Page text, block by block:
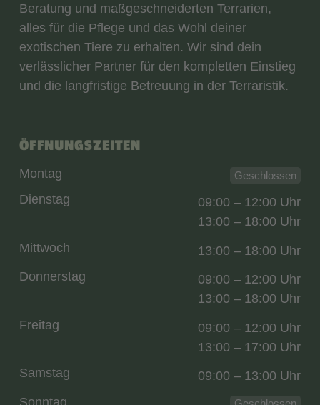
Beratung und maßgeschneiderten Terrarien,
alles für die Pflege und das Wohl deiner
exotischen Tiere zu erhalten. Wir sind dein
verlässlicher Partner für den kompletten Einstieg
und die langfristige Betreuung in der Terraristik.
ÖFFNUNGSZEITEN
Montag Geschlossen
Dienstag
09:00 – 12:00 Uhr
13:00 – 18:00 Uhr
Mittwoch
13:00 – 18:00 Uhr
Donnerstag
09:00 – 12:00 Uhr
13:00 – 18:00 Uhr
Freitag
09:00 – 12:00 Uhr
13:00 – 17:00 Uhr
Samstag
09:00 – 13:00 Uhr
Sonntag